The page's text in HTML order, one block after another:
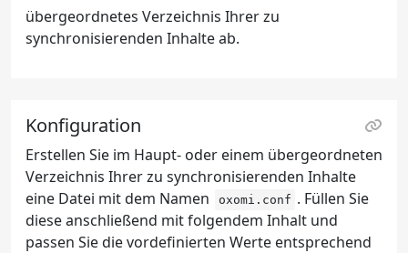
übergeordnetes Verzeichnis Ihrer zu
synchronisierenden Inhalte ab.
Konfiguration
Erstellen Sie im Haupt- oder einem übergeordneten
Verzeichnis Ihrer zu synchronisierenden Inhalte
eine Datei mit dem Namen
oxomi.conf . Füllen Sie
diese anschließend mit folgendem Inhalt und
passen Sie die vordefinierten Werte entsprechend